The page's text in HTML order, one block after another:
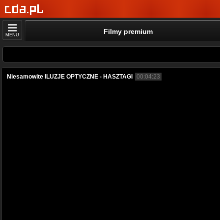
MENU Filmy premium
Niesamowite ILUZJE OPTYCZNE - HASZTAGI 00:04:23